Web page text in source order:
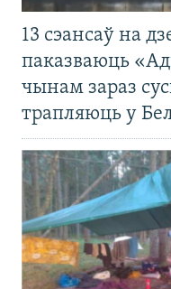
13 сэансаў на
паказваюць
чынам зараз
трапляюць у